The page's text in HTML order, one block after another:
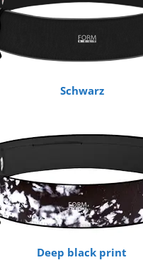
Schwarz
Deep black print